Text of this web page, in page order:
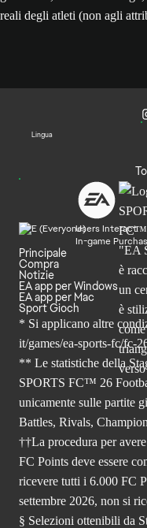
reali degli atleti (non agli
Lingua
Users Interact
In-game
Principale
Compra
Notizie
EA app per Windows
EA app per Mac
Sport Gioch
* Si applicano altre
it/games/ea-sports-fc/fc-
** Le statistiche della
SPORTS FC™ 26
unicamente sulle partite
Battles, Rivals,
††La procedura per
FC Points deve essere
ricevere tutti i 6.000 FC
settembre 2026, non si
§ Selezioni ottenibili da